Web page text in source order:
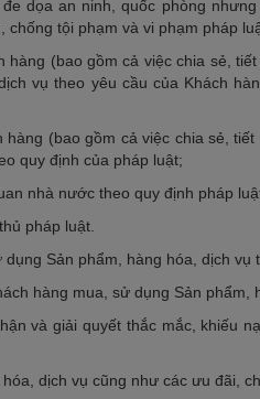
dọa an ninh, quốc phòng
chống tội phạm và vi phạm pháp
hàng (bao gồm cả việc chia sẻ,
vụ theo yêu cầu của Khách
hàng (bao gồm cả việc chia sẻ,
quy định của pháp luật;
nhà nước theo quy định pháp
pháp luật.
Sản phẩm, hàng hóa, dịch
hàng mua, sử dụng Sản phẩm,
và giải quyết thắc mắc, khiếu
dịch vụ cũng như các ưu đãi,